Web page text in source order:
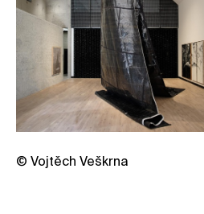
© Vojtěch Veškrna